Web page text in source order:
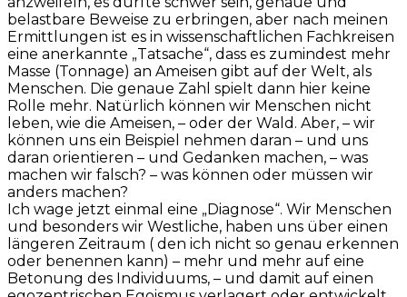
belastbare Beweise zu erbringen, aber nach meinen
Ermittlungen ist es in wissenschaftlichen Fachkreisen
eine anerkannte „Tatsache“, dass es zumindest mehr
Masse (Tonnage) an Ameisen gibt auf der Welt, als
Menschen. Die genaue Zahl spielt dann hier keine
Rolle mehr. Natürlich können wir Menschen nicht
leben, wie die Ameisen, – oder der Wald. Aber, – wir
können uns ein Beispiel nehmen daran – und uns
daran orientieren – und Gedanken machen, – was
machen wir falsch? – was können oder müssen wir
anders machen?
Ich wage jetzt einmal eine „Diagnose“. Wir Menschen
und besonders wir Westliche, haben uns über einen
längeren Zeitraum ( den ich nicht so genau erkennen
oder benennen kann) – mehr und mehr auf eine
Betonung des Individuums, – und damit auf einen